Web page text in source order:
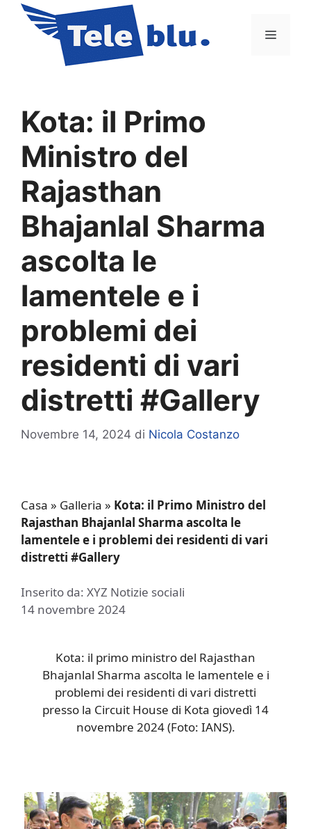
contenuto
Menu
Kota: il Primo
Ministro del
Rajasthan
Bhajanlal Sharma
ascolta le
lamentele e i
problemi dei
residenti di vari
distretti #Gallery
Novembre 14, 2024 di Nicola Costanzo
Casa » Galleria » Kota: il Primo Ministro del
Rajasthan Bhajanlal Sharma ascolta le
lamentele e i problemi dei residenti di vari
distretti #Gallery
Inserito da: XYZ Notizie sociali
14 novembre 2024
Kota: il primo ministro del Rajasthan
Bhajanlal Sharma ascolta le lamentele e i
problemi dei residenti di vari distretti
presso la Circuit House di Kota giovedì 14
novembre 2024 (Foto: IANS).